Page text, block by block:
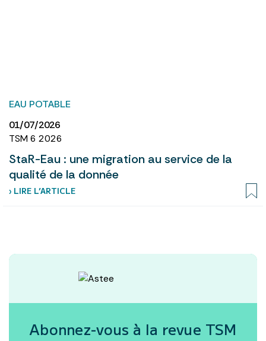
EAU POTABLE
01/07/2026
TSM 6 2026
StaR-Eau : une migration au service de la
qualité de la donnée
› LIRE L’ARTICLE
Abonnez-vous à la revue TSM